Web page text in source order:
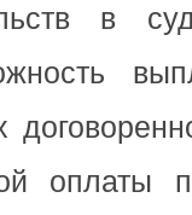
в
оплаты